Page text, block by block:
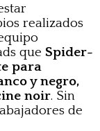
realizados
que Spider-
para
y negro,
noir. Sin
de